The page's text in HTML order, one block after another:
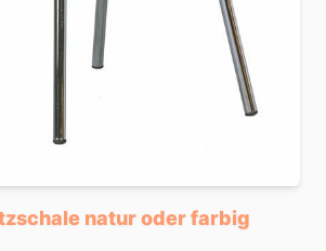
natur oder farbig